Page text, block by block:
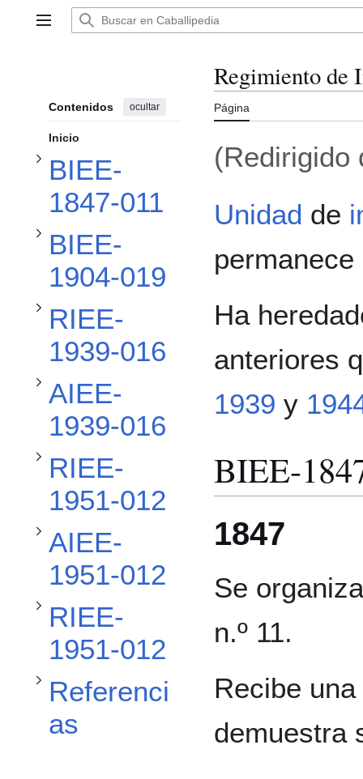
Menú principal
Contenidos ocultar
Inicio
BIEE-
1847-011
Alternar subsección BIEE-1847-011
BIEE-
1904-019
Alternar subsección BIEE-1904-019
RIEE-
1939-016
Alternar subsección RIEE-1939-016
AIEE-
1939-016
Alternar subsección AIEE-1939-016
RIEE-
1951-012
Alternar subsección RIEE-1951-012
AIEE-
1951-012
Alternar subsección AIEE-1951-012
RIEE-
1951-012
Alternar subsección RIEE-1951-012
Referenci
as
Alternar subsección Referencias
Regimiento de
Página
(Redirigido
Unidad de
Ha
anteriores
1939 y
BIEE-
1847
Se
n.º 11.
Recibe
demuestra